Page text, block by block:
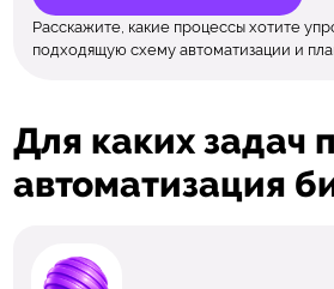
Расскажите, какие процессы хотите
подходящую схему автоматизации и
Для каких задач
автоматизация